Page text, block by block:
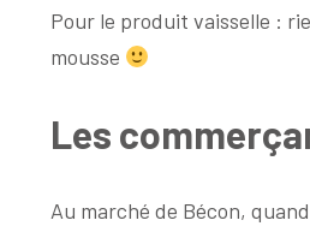
Pour le produit vaisselle :
mousse
Les
Au marché de Bécon,